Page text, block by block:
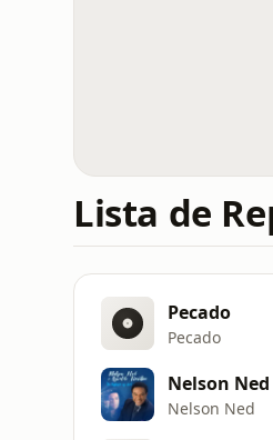
Lista de
Pecado
Pecado
Nelson Ned
Nelson Ned